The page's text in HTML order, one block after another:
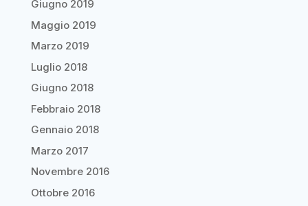
Giugno 2019
Maggio 2019
Marzo 2019
Luglio 2018
Giugno 2018
Febbraio 2018
Gennaio 2018
Marzo 2017
Novembre 2016
Ottobre 2016